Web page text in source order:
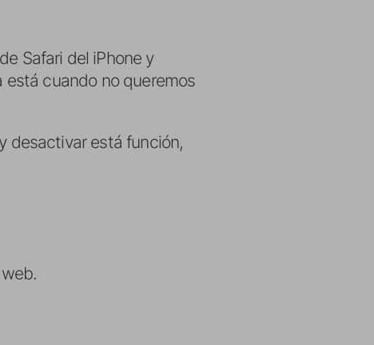
Safari del iPhone y
está cuando no queremos
desactivar está función,